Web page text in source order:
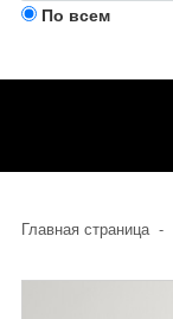
По всем
Главная страница -